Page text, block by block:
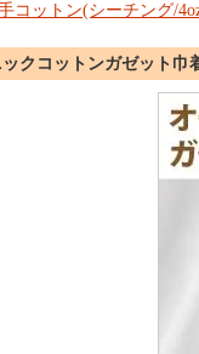
コットン(シーチング/
クコットンガゼット巾